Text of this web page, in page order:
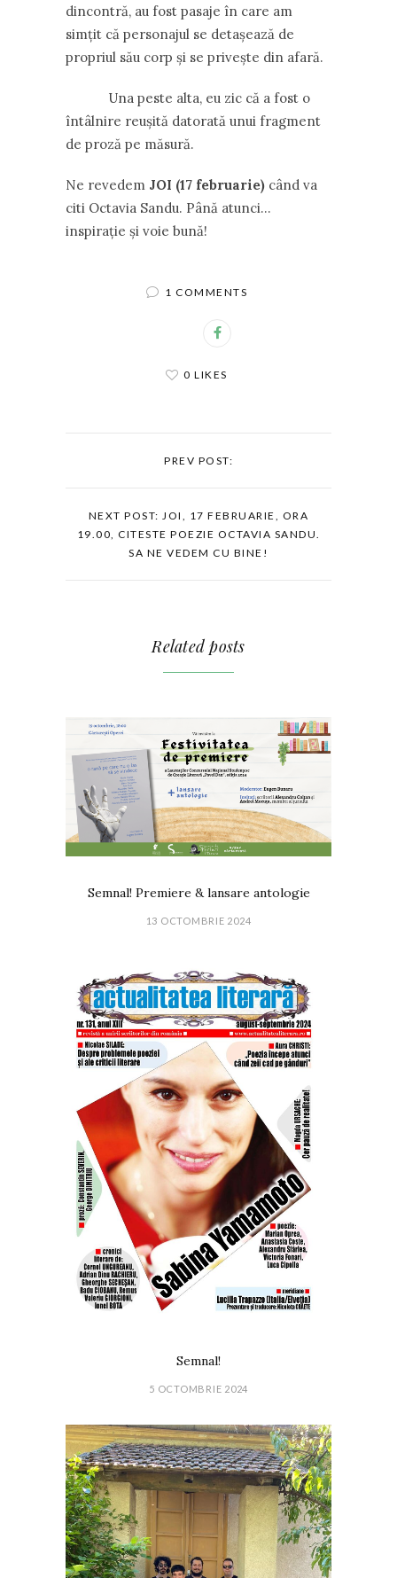
dincontră, au fost pasaje în care am
simțit că personajul se detașează de
propriul său corp și se privește din afară.
Una peste alta, eu zic că a fost o
întâlnire reușită datorată unui fragment
de proză pe măsură.
Ne revedem JOI (17 februarie) când va
citi Octavia Sandu. Până atunci…
inspirație și voie bună!
1 COMMENTS
0 LIKES
PREV POST:
NEXT POST: JOI, 17 FEBRUARIE, ORA
19.00, CITESTE POEZIE OCTAVIA SANDU.
SA NE VEDEM CU BINE!
Related posts
Semnal! Premiere & lansare antologie
13 OCTOMBRIE 2024
Semnal!
5 OCTOMBRIE 2024